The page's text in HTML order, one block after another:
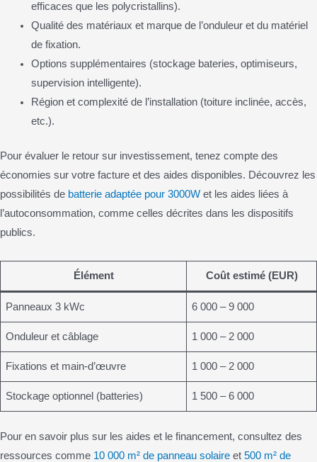
efficaces que les polycristallins).
Qualité des matériaux et marque de l’onduleur et du matériel
de fixation.
Options supplémentaires (stockage bateries, optimiseurs,
supervision intelligente).
Région et complexité de l’installation (toiture inclinée, accès,
etc.).
Pour évaluer le retour sur investissement, tenez compte des
économies sur votre facture et des aides disponibles. Découvrez les
possibilités de batterie adaptée pour 3000W et les aides liées à
l’autoconsommation, comme celles décrites dans les dispositifs
publics.
Élément Coût estimé (EUR)
Panneaux 3 kWc 6 000 – 9 000
Onduleur et câblage 1 000 – 2 000
Fixations et main-d’œuvre 1 000 – 2 000
Stockage optionnel (batteries) 1 500 – 6 000
Pour en savoir plus sur les aides et le financement, consultez des
ressources comme 10 000 m² de panneau solaire et 500 m² de